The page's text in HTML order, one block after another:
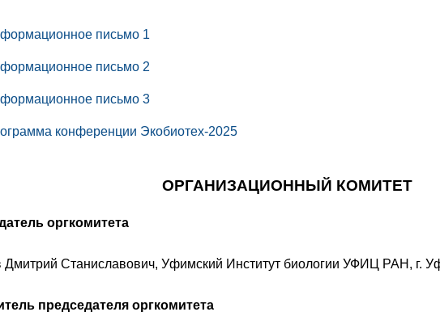
письмо 1
письмо 2
письмо 3
конференции Экобиотех-2025
ОРГАНИЗАЦИОННЫЙ КОМИТЕТ
оргкомитета
Дмитрий Станиславович, Уфимский Институт биологии УФИЦ РАН, г.
председателя оргкомитета